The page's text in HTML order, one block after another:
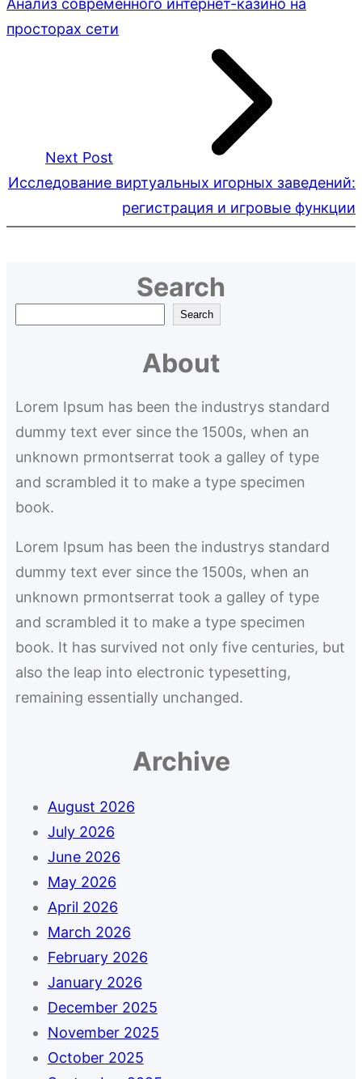
Анализ современного интернет-казино на
просторах сети
Next Post
Исследование виртуальных игорных заведений:
регистрация и игровые функции
Search
c
h
Search
About
Lorem Ipsum has been the industrys standard
dummy text ever since the 1500s, when an
unknown prmontserrat took a galley of type
and scrambled it to make a type specimen
book.
Lorem Ipsum has been the industrys standard
dummy text ever since the 1500s, when an
unknown prmontserrat took a galley of type
and scrambled it to make a type specimen
book. It has survived not only five centuries, but
also the leap into electronic typesetting,
remaining essentially unchanged.
Archive
August 2026
July 2026
June 2026
May 2026
April 2026
March 2026
February 2026
January 2026
December 2025
November 2025
October 2025